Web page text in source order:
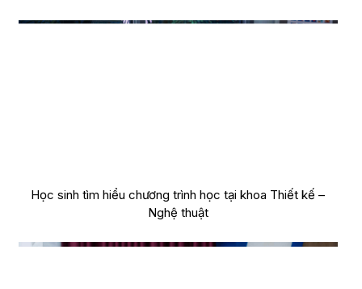
Học sinh tìm hiểu chương trình học tại khoa Thiết kế –
Nghệ thuật